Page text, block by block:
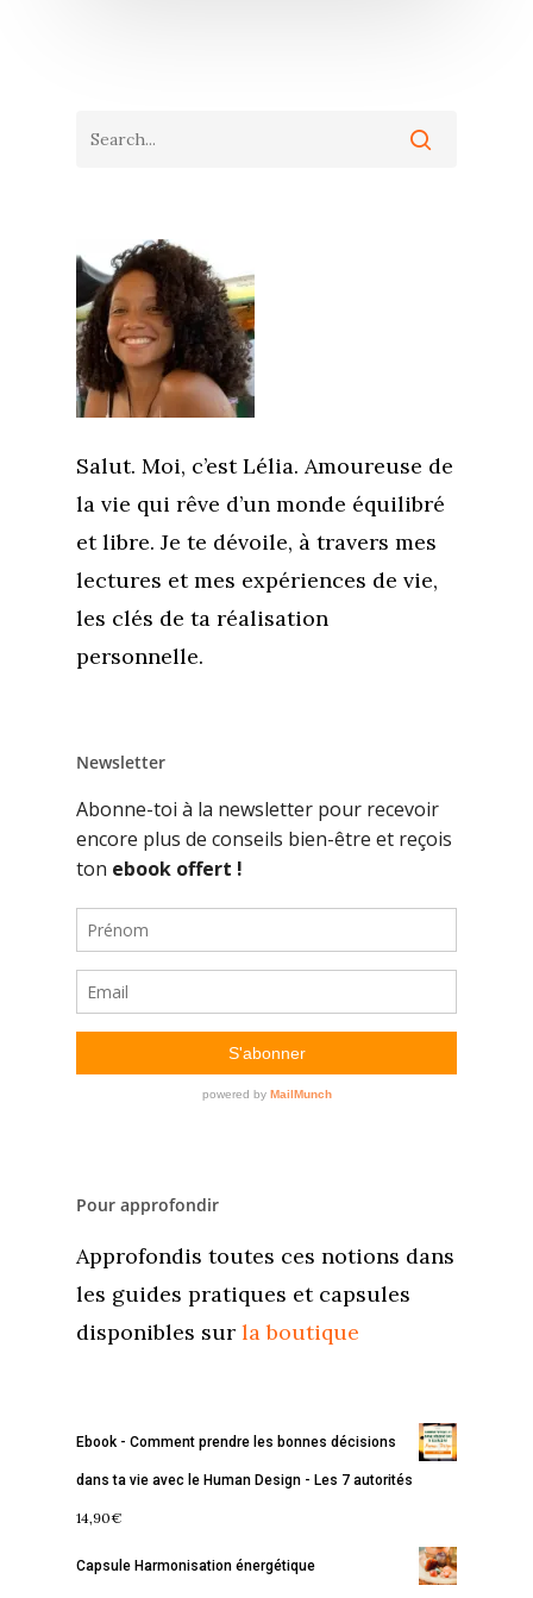
Salut. Moi, c’est Lélia. Amoureuse de
la vie qui rêve d’un monde équilibré
et libre. Je te dévoile, à travers mes
lectures et mes expériences de vie,
les clés de ta réalisation
personnelle.
Newsletter
Pour approfondir
Approfondis toutes ces notions dans
les guides pratiques et capsules
disponibles sur la boutique
Ebook - Comment prendre les bonnes décisions
dans ta vie avec le Human Design - Les 7 autorités
14,90€
Capsule Harmonisation énergétiqueAccueil